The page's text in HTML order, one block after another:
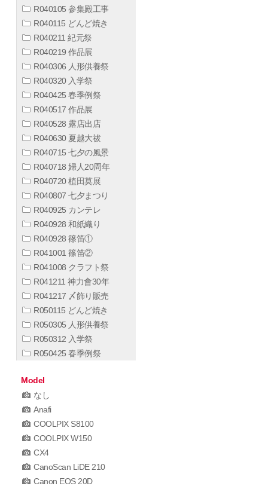
R040105 参集殿工事
R040115 どんど焼き
R040211 紀元祭
R040219 作品展
R040306 人形供養祭
R040320 入学祭
R040425 春季例祭
R040517 作品展
R040528 露店出店
R040630 夏越大祓
R040715 七夕の風景
R040718 婦人20周年
R040720 植田莫展
R040807 七夕まつり
R040925 カンテレ
R040928 和紙織り
R040928 篠笛①
R041001 篠笛②
R041008 クラフト祭
R041211 神力會30年
R041217 〆飾り販売
R050115 どんど焼き
R050305 人形供養祭
R050312 入学祭
R050425 春季例祭
Model
なし
Anafi
COOLPIX S8100
COOLPIX W150
CX4
CanoScan LiDE 210
Canon EOS 20D